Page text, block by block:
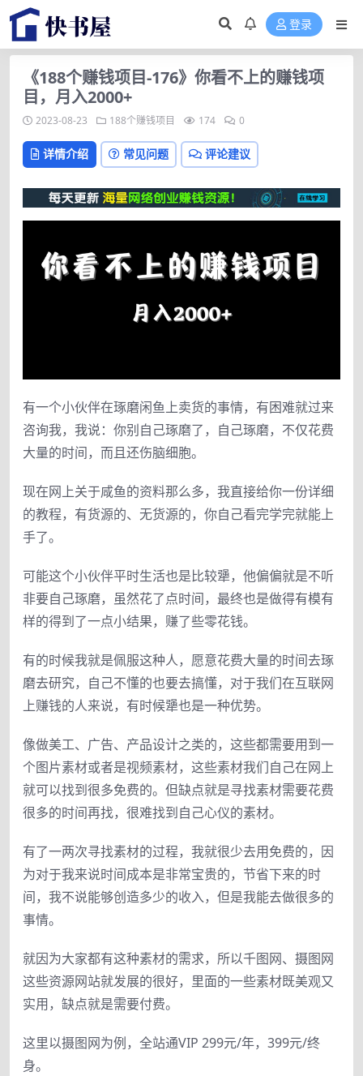
登录
《188个赚钱项目-176》你看不上的赚钱项
目，月入2000+
2023-08-23 188个赚钱项目 174 0
详情介绍 常见问题 评论建议
有一个小伙伴在琢磨闲鱼上卖货的事情，有困难就过来
咨询我，我说：你别自己琢磨了，自己琢磨，不仅花费
大量的时间，而且还伤脑细胞。
现在网上关于咸鱼的资料那么多，我直接给你一份详细
的教程，有货源的、无货源的，你自己看完学完就能上
手了。
可能这个小伙伴平时生活也是比较犟，他偏偏就是不听
非要自己琢磨，虽然花了点时间，最终也是做得有模有
样的得到了一点小结果，赚了些零花钱。
有的时候我就是佩服这种人，愿意花费大量的时间去琢
磨去研究，自己不懂的也要去搞懂，对于我们在互联网
上赚钱的人来说，有时候犟也是一种优势。
像做美工、广告、产品设计之类的，这些都需要用到一
个图片素材或者是视频素材，这些素材我们自己在网上
就可以找到很多免费的。但缺点就是寻找素材需要花费
很多的时间再找，很难找到自己心仪的素材。
有了一两次寻找素材的过程，我就很少去用免费的，因
为对于我来说时间成本是非常宝贵的，节省下来的时
间，我不说能够创造多少的收入，但是我能去做很多的
事情。
就因为大家都有这种素材的需求，所以千图网、摄图网
这些资源网站就发展的很好，里面的一些素材既美观又
实用，缺点就是需要付费。
这里以摄图网为例，全站通VIP 299元/年，399元/终
身。